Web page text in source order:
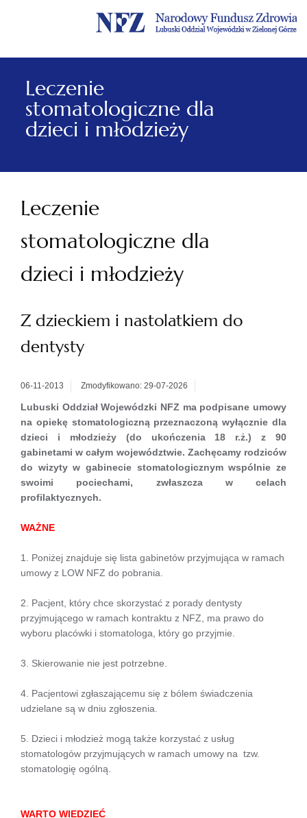
Menu
główne
Menu
lewe
Treść
główna
Szukaj
w
serwisie
Stopka
Leczenie
stomatologiczne dla
dzieci i młodzieży
Leczenie
stomatologiczne dla
dzieci i młodzieży
Z dzieckiem i nastolatkiem do
dentysty
06-11-2013 Zmodyfikowano: 29-07-2026
Lubuski Oddział Wojewódzki NFZ ma podpisane umowy
na opiekę stomatologiczną przeznaczoną wyłącznie dla
dzieci i młodzieży (do ukończenia 18 r.ż.) z 90
gabinetami w całym województwie. Zachęcamy rodziców
do wizyty w gabinecie stomatologicznym wspólnie ze
swoimi pociechami, zwłaszcza w celach
profilaktycznych.
WAŻNE
1. Poniżej znajduje się lista gabinetów przyjmująca w ramach
umowy z LOW NFZ do pobrania.
2. Pacjent, który chce skorzystać z porady dentysty
przyjmującego w ramach kontraktu z NFZ, ma prawo do
wyboru placówki i stomatologa, który go przyjmie.
3. Skierowanie nie jest potrzebne.
4. Pacjentowi zgłaszającemu się z bólem świadczenia
udzielane są w dniu zgłoszenia.
5. Dzieci i młodzież mogą także korzystać z usług
stomatologów przyjmujących w ramach umowy na tzw.
stomatologię ogólną.
WARTO WIEDZIEĆ